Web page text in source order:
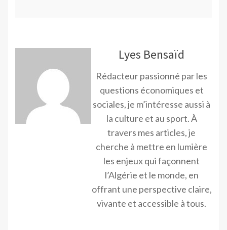
Lyes Bensaïd
Rédacteur passionné par les
questions économiques et
sociales, je m’intéresse aussi à
la culture et au sport. À
travers mes articles, je
cherche à mettre en lumière
les enjeux qui façonnent
l’Algérie et le monde, en
offrant une perspective claire,
vivante et accessible à tous.